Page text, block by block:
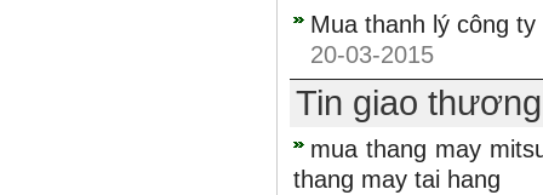
Mua thanh lý công ty
20-03-2015
Tin giao
mua thang may
thang may tai hang